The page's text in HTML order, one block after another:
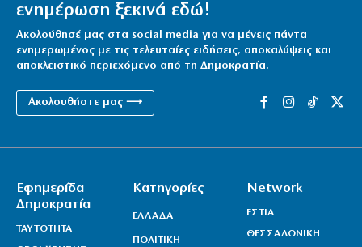
ενημέρωση ξεκινά εδώ!
Ακολούθησέ μας στα social media για να μένεις πάντα
ενημερωμένος με τις τελευταίες ειδήσεις, αποκαλύψεις και
αποκλειστικό περιεχόμενο από τη Δημοκρατία.
Ακολουθήστε μας ⟶
Εφημερίδα
Δημοκρατία
ΤΑΥΤΟΤΗΤΑ
Κατηγορίες
ΕΛΛΑΔΑ
ΠΟΛΙΤΙΚΗ
Network
ΕΣΤΙΑ
ΘΕΣΣΑΛΟΝΙΚΗ